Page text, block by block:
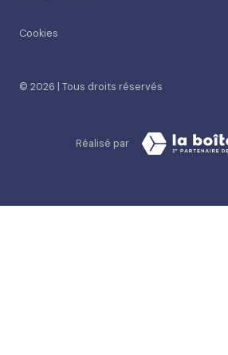
Cookies
© 2026 | Tous droits réservés
Réalisé par